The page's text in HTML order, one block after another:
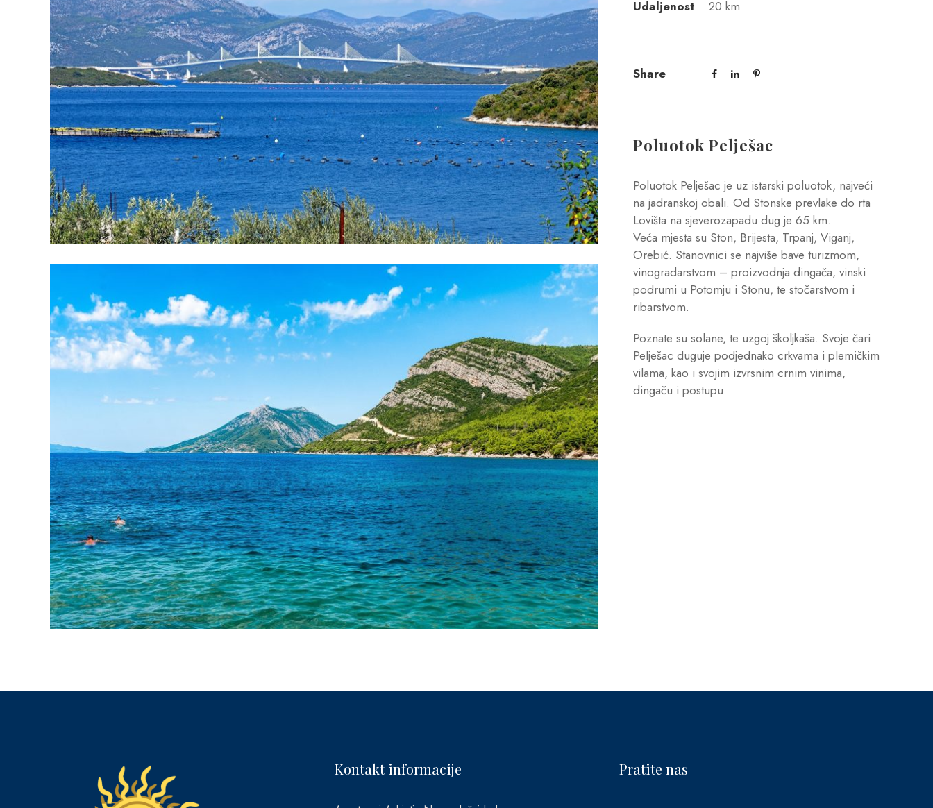
Udaljenost
20 km
Share
Poluotok Pelješac
Poluotok Pelješac je uz istarski poluotok, najveći
na jadranskoj obali. Od Stonske prevlake do rta
Lovišta na sjeverozapadu dug je 65 km.
Veća mjesta su Ston, Brijesta, Trpanj, Viganj,
Orebić. Stanovnici se najviše bave turizmom,
vinogradarstvom – proizvodnja dingača, vinski
podrumi u Potomju i Stonu, te stočarstvom i
ribarstvom.
Poznate su solane, te uzgoj školjkaša. Svoje čari
Pelješac duguje podjednako crkvama i plemičkim
vilama, kao i svojim izvrsnim crnim vinima,
dingaču i postupu.
Kontakt informacije Pratite nas